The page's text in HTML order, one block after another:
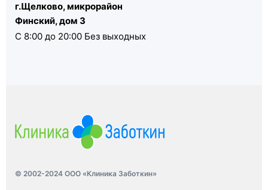
г.Щелково, микрорайон
Финский, дом 3
С 8:00 до 20:00 Без выходных
© 2002-2024 ООО «Клиника Заботкин»